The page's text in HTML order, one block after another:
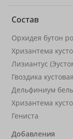
Состав
Орхидея бутон
Хризантема
Лизиантус
Гвоздика
Дельфиниум
Хризантема
Гениста
Добавления